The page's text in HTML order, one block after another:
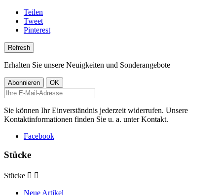
Teilen
Tweet
Pinterest
Erhalten Sie unsere Neuigkeiten und Sonderangebote
Sie können Ihr Einverständnis jederzeit widerrufen. Unsere
Kontaktinformationen finden Sie u. a. unter Kontakt.
Facebook
Stücke
Stücke  
Neue Artikel